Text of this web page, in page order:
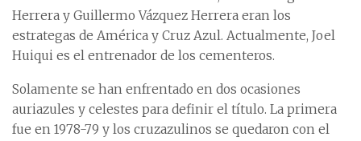
Herrera y Guillermo Vázquez Herrera eran los
estrategas de América y Cruz Azul. Actualmente, Joel
Huiqui es el entrenador de los cementeros.
Solamente se han enfrentado en dos ocasiones
auriazules y celestes para definir el título. La primera
fue en 1978-79 y los cruzazulinos se quedaron con el